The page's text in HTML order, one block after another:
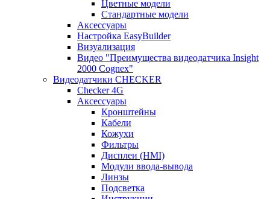
Цветные модели
Стандартные модели
Аксессуары
Настройка EasyBuilder
Визуализация
Видео "Преимущества видеодатчика Insight
2000 Cognex"
Видеодатчики CHECKER
Checker 4G
Аксессуары
Кронштейны
Кабели
Кожухи
Фильтры
Дисплеи (HMI)
Модули ввода-вывода
Линзы
Подсветка